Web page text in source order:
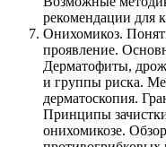
рекомендации для
Онихомикоз.
проявление.
Дерматофиты,
и группы риска.
дерматоскопия.
Принципы
онихомикозе.